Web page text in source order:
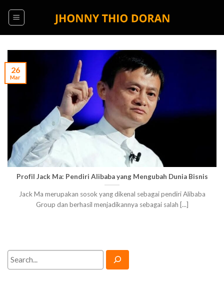
Profil Jack Ma: Pendiri Alibaba yang Mengubah Dunia Bisnis
Jack Ma merupakan sosok yang dikenal sebagai pendiri Alibaba
Group dan berhasil menjadikannya sebagai salah [...]
26
Mar
Search